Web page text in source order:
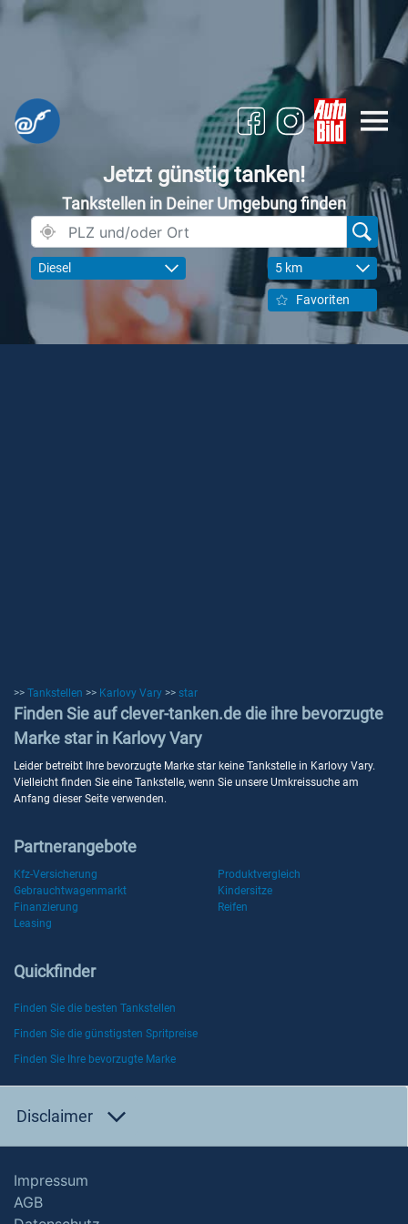
Jetzt günstig tanken!
Tankstellen in Deiner Umgebung finden
Diesel 5 km
Favoriten
>> Tankstellen >> Karlovy Vary >> star
Finden Sie auf clever-tanken.de die ihre bevorzugte
Marke star in Karlovy Vary
Leider betreibt Ihre bevorzugte Marke star keine Tankstelle in Karlovy Vary.
Vielleicht finden Sie eine Tankstelle, wenn Sie unsere Umkreissuche am
Anfang dieser Seite verwenden.
Partnerangebote
Kfz-Versicherung
Produktvergleich
Gebrauchtwagenmarkt
Kindersitze
Finanzierung
Reifen
Leasing
Quickfinder
Finden Sie die besten Tankstellen
Finden Sie die günstigsten Spritpreise
Finden Sie Ihre bevorzugte Marke
Disclaimer
Impressum
AGB